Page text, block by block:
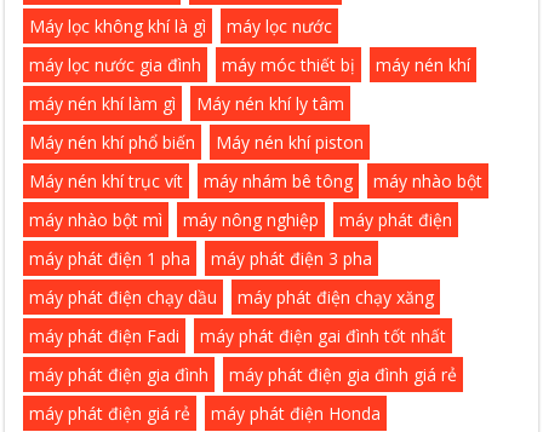
Máy lọc không khí là gì
máy lọc nước
máy lọc nước gia đình
máy móc thiết bị
máy nén khí
máy nén khí làm gì
Máy nén khí ly tâm
Máy nén khí phổ biến
Máy nén khí piston
Máy nén khí trục vít
máy nhám bê tông
máy nhào bột
máy nhào bột mì
máy nông nghiệp
máy phát điện
máy phát điện 1 pha
máy phát điện 3 pha
máy phát điện chạy dầu
máy phát điện chạy xăng
máy phát điện Fadi
máy phát điện gai đình tốt nhất
máy phát điện gia đình
máy phát điện gia đình giá rẻ
máy phát điện giá rẻ
máy phát điện Honda